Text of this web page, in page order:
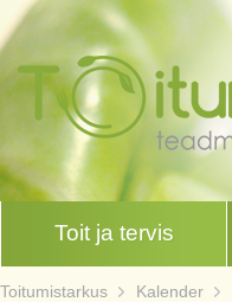
Toit ja tervis
Toitumistarkus Kalender